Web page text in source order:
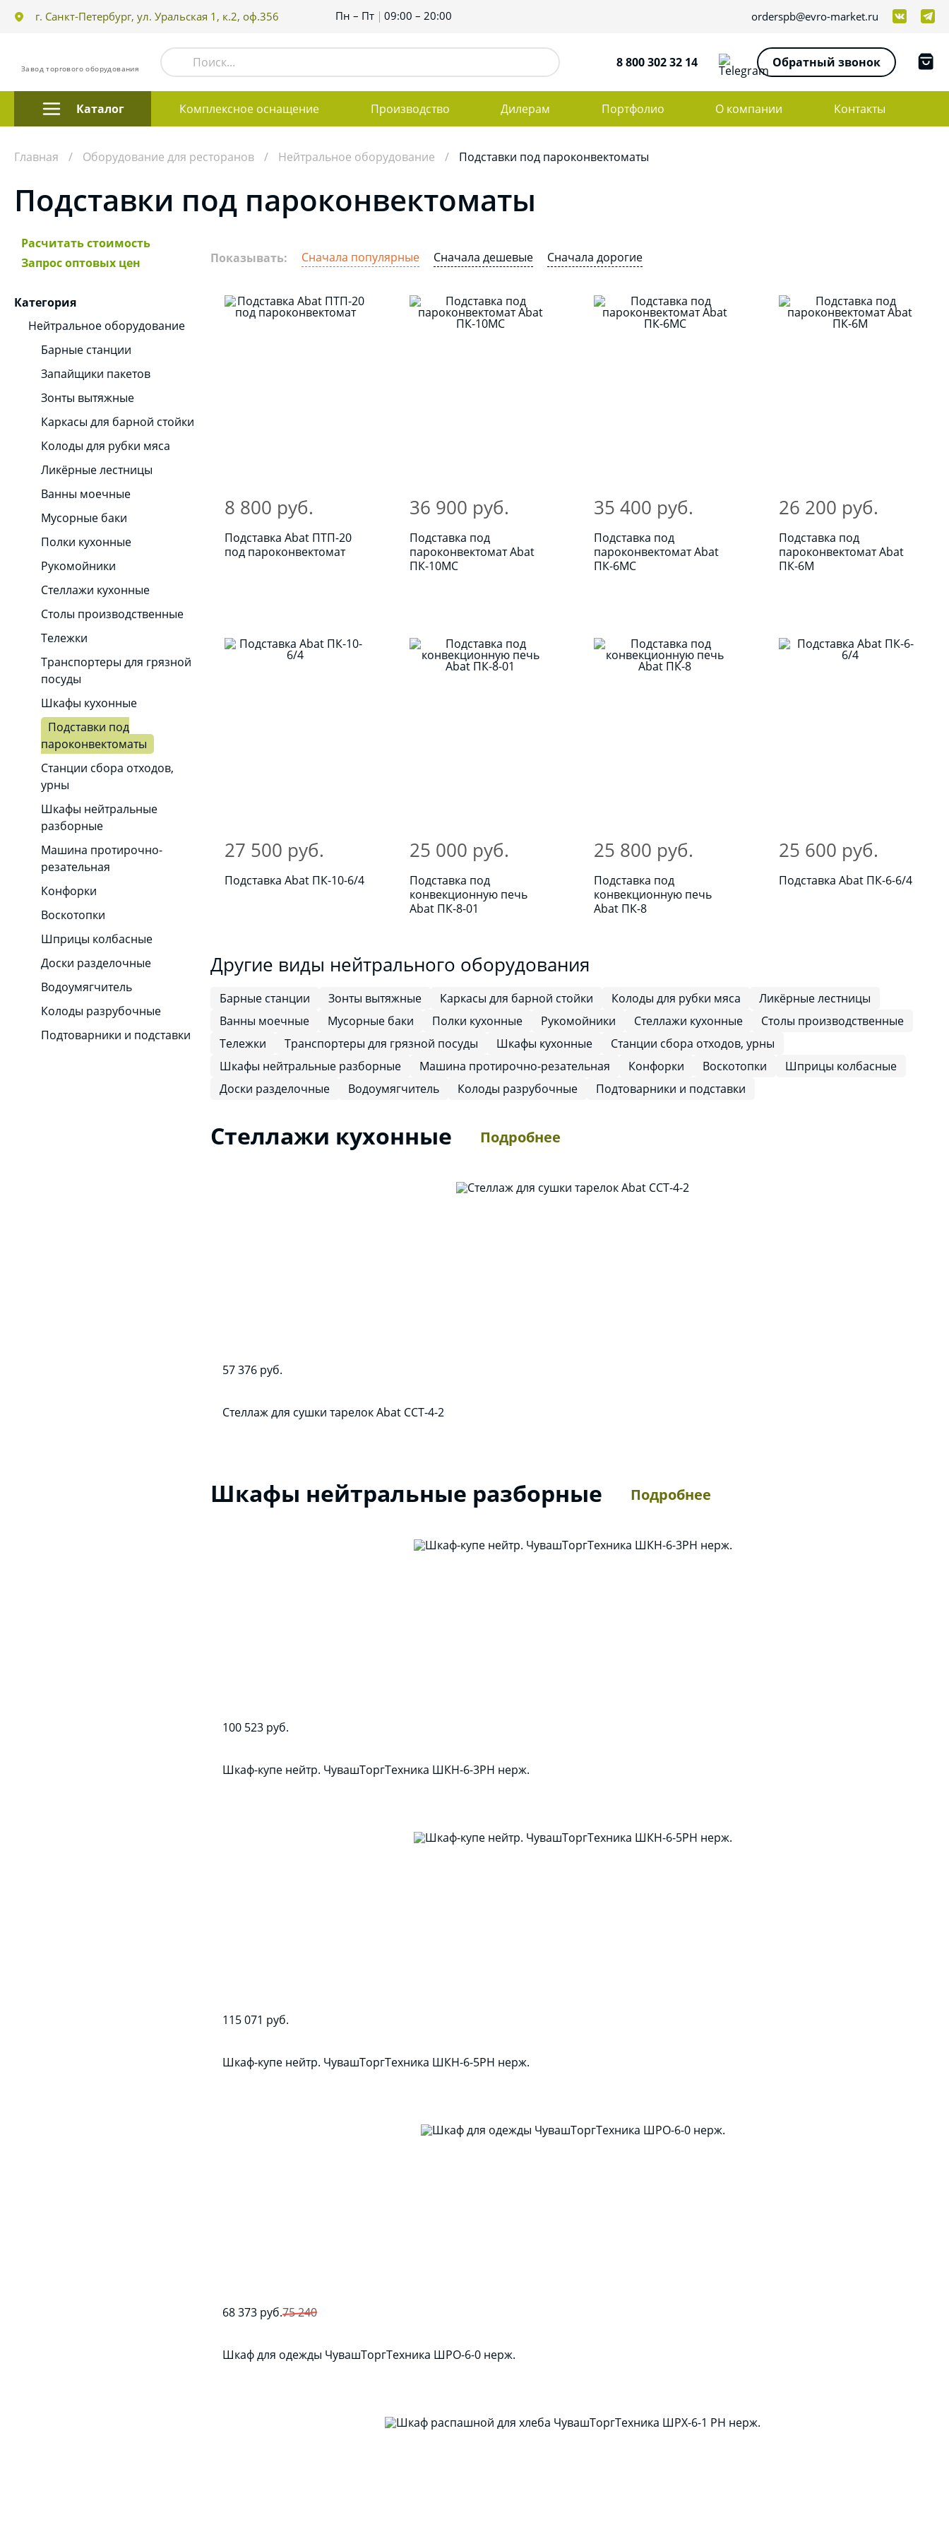
г. Санкт-Петербург, ул. Уральская 1, к.2, оф.356 Пн – Пт 09:00 – 20:00 orderspb@evro-market.ru
Завод торгового оборудования 8 800 302 32 14 Обратный звонок
Каталог Комплексное оснащение Производство Дилерам Портфолио О компании Контакты
Главная Оборудование для ресторанов Нейтральное оборудование Подставки под пароконвектоматы
Подставки под пароконвектоматы
Расчитать стоимость
Запрос оптовых цен
Категория
Нейтральное оборудование
Барные станции
Запайщики пакетов
Зонты вытяжные
Каркасы для барной стойки
Колоды для рубки мяса
Ликёрные лестницы
Ванны моечные
Мусорные баки
Полки кухонные
Рукомойники
Стеллажи кухонные
Столы производственные
Тележки
Транспортеры для грязной
посуды
Шкафы кухонные
Подставки под
пароконвектоматы
Станции сбора отходов,
урны
Шкафы нейтральные
разборные
Машина протирочно-
резательная
Конфорки
Воскотопки
Шприцы колбасные
Доски разделочные
Водоумягчитель
Колоды разрубочные
Подтоварники и подставки
Показывать: Сначала популярные Сначала дешевые Сначала дорогие
8 800 руб.
Подставка Abat ПТП-20
под пароконвектомат
36 900 руб.
Подставка под
пароконвектомат Abat
ПК-10МС
35 400 руб.
Подставка под
пароконвектомат Abat
ПК-6МС
26 200 руб.
Подставка под
пароконвектомат Abat
ПК-6М
27 500 руб.
Подставка Abat ПК-10-6/4
25 000 руб.
Подставка под
конвекционную печь
Abat ПК-8-01
25 800 руб.
Подставка под
конвекционную печь
Abat ПК-8
25 600 руб.
Подставка Abat ПК-6-6/4
Другие виды нейтрального оборудования
Барные станции Зонты вытяжные Каркасы для барной стойки Колоды для рубки мяса
Ликёрные лестницы
Ванны моечные
Мусорные баки Полки кухонные Рукомойники Стеллажи кухонные
Столы производственные
Тележки
Транспортеры для грязной посуды Шкафы кухонные
Станции сбора отходов, урны
Шкафы нейтральные разборные
Машина протирочно-резательная Конфорки Воскотопки
Шприцы колбасные
Доски разделочные
Водоумягчитель Колоды разрубочные Подтоварники и подставки
Стеллажи кухонные Подробнее
57 376 руб.
Стеллаж для сушки тарелок Abat ССТ-4-2
Шкафы нейтральные разборные Подробнее
100 523 руб.
Шкаф-купе нейтр. ЧувашТоргТехника ШКН-6-3РН нерж.
115 071 руб.
Шкаф-купе нейтр. ЧувашТоргТехника ШКН-6-5РН нерж.
68 373 руб.75 240
Шкаф для одежды ЧувашТоргТехника ШРО-6-0 нерж.